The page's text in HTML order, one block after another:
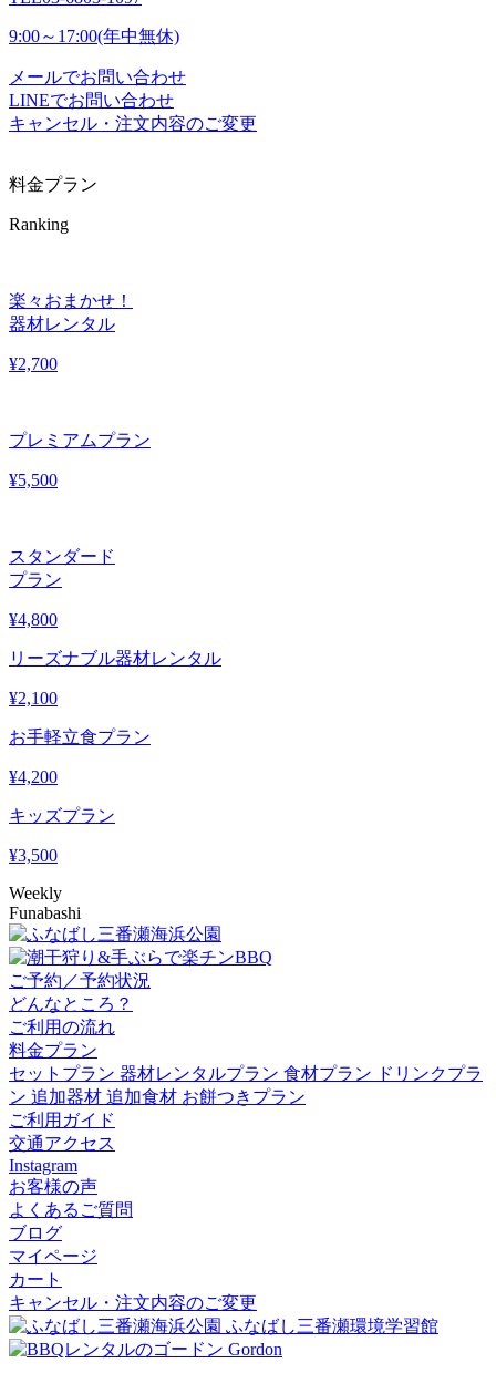
9:00～17:00(年中無休)
メールでお問い合わせ
LINEでお問い合わせ
キャンセル・注文内容のご変更
料金プラン
Ranking
楽々おまかせ！
器材レンタル
¥2,700
プレミアムプラン
¥5,500
スタンダード
プラン
¥4,800
リーズナブル器材レンタル
¥2,100
お手軽立食プラン
¥4,200
キッズプラン
¥3,500
Weekly
Funabashi
ご予約／予約状況
どんなところ？
ご利用の流れ
料金プラン
セットプラン 器材レンタルプラン 食材プラン ドリンクプラ
ン 追加器材 追加食材 お餅つきプラン
ご利用ガイド
交通アクセス
Instagram
お客様の声
よくあるご質問
ブログ
マイページ
カート
キャンセル・注文内容のご変更